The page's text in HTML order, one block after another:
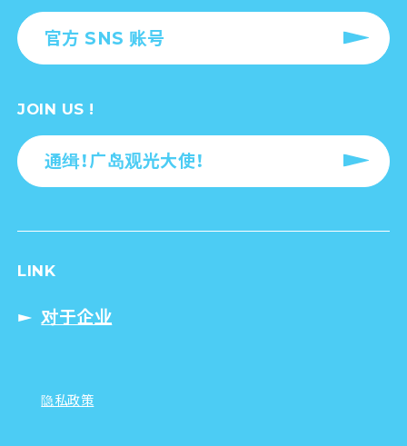
官方 SNS 账号
JOIN US !
通缉！广岛观光大使！
LINK
对于企业
隐私政策